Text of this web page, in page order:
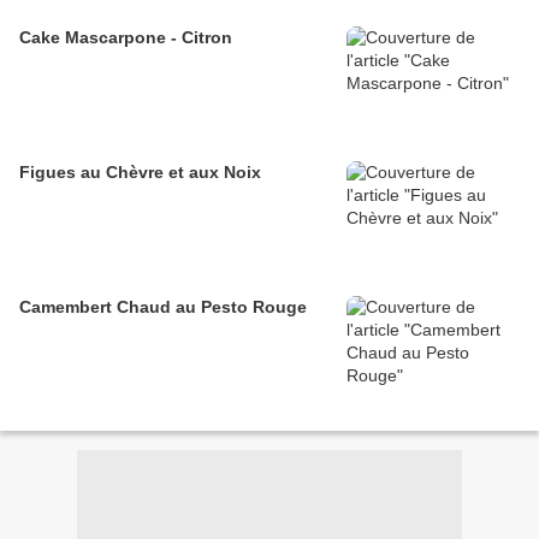
Cake Mascarpone - Citron
Figues au Chèvre et aux Noix
Camembert Chaud au Pesto Rouge